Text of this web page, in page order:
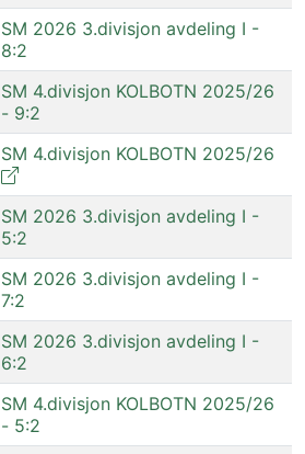
SM 2026 3.divisjon avdeling I -
8:2
SM 4.divisjon KOLBOTN 2025/26
- 9:2
SM 4.divisjon KOLBOTN 2025/26
SM 2026 3.divisjon avdeling I -
5:2
SM 2026 3.divisjon avdeling I -
7:2
SM 2026 3.divisjon avdeling I -
6:2
SM 4.divisjon KOLBOTN 2025/26
- 5:2